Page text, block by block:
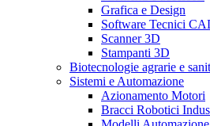
Grafica e Design
Software Tecnici
Scanner 3D
Stampanti 3D
Biotecnologie agrarie e
Sistemi e Automazione
Azionamento Motori
Bracci Robotici